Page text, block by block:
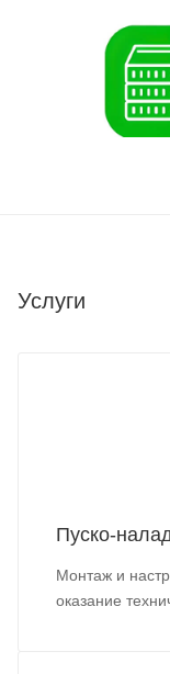
Услуги
Пуско-
Монтаж и
оказание